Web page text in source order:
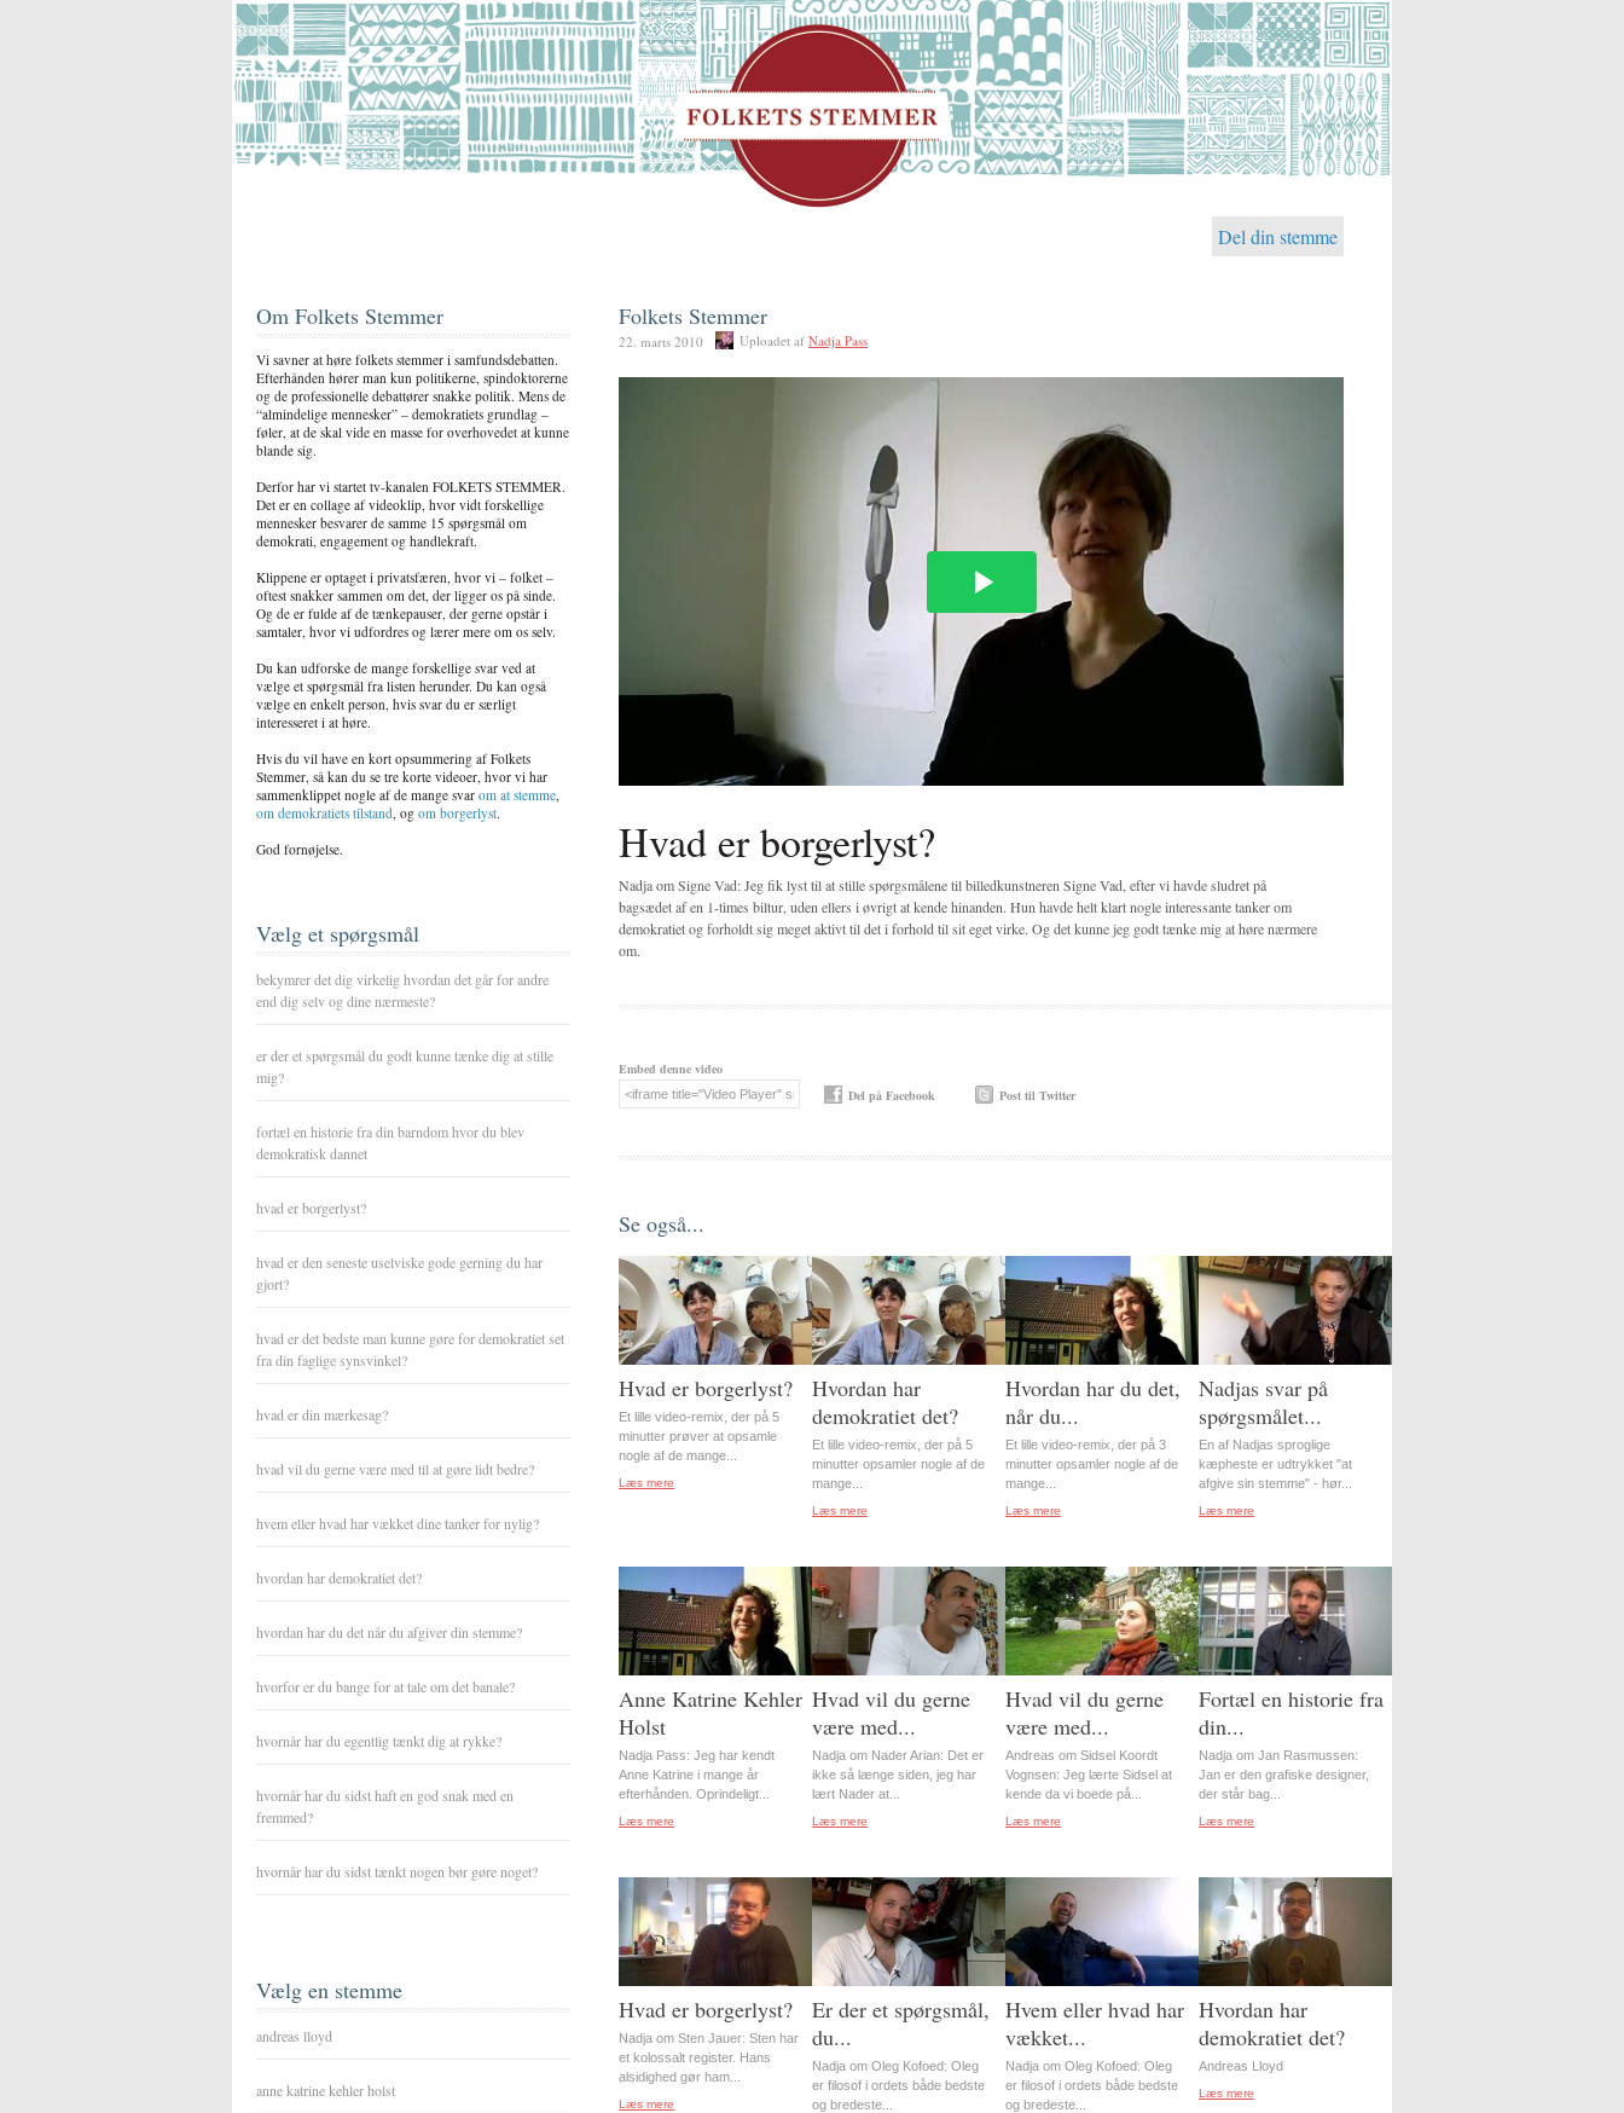
Del din stemme
Om Folkets Stemmer
Vi savner at høre folkets stemmer i samfundsdebatten.
Efterhånden hører man kun politikerne, spindoktorerne
og de professionelle debattører snakke politik. Mens de
“almindelige mennesker” – demokratiets grundlag –
føler, at de skal vide en masse for overhovedet at kunne
blande sig.
Derfor har vi startet tv-kanalen FOLKETS STEMMER.
Det er en collage af videoklip, hvor vidt forskellige
mennesker besvarer de samme 15 spørgsmål om
demokrati, engagement og handlekraft.
Klippene er optaget i privatsfæren, hvor vi – folket –
oftest snakker sammen om det, der ligger os på sinde.
Og de er fulde af de tænkepauser, der gerne opstår i
samtaler, hvor vi udfordres og lærer mere om os selv.
Du kan udforske de mange forskellige svar ved at
vælge et spørgsmål fra listen herunder. Du kan også
vælge en enkelt person, hvis svar du er særligt
interesseret i at høre.
Hvis du vil have en kort opsummering af Folkets
Stemmer, så kan du se tre korte videoer, hvor vi har
sammenklippet nogle af de mange svar om at stemme,
om demokratiets tilstand, og om borgerlyst.
God fornøjelse.
Vælg et spørgsmål
bekymrer det dig virkelig hvordan det går for andre
end dig selv og dine nærmeste?
er der et spørgsmål du godt kunne tænke dig at stille
mig?
fortæl en historie fra din barndom hvor du blev
demokratisk dannet
hvad er borgerlyst?
hvad er den seneste uselviske gode gerning du har
gjort?
hvad er det bedste man kunne gøre for demokratiet set
fra din faglige synsvinkel?
hvad er din mærkesag?
hvad vil du gerne være med til at gøre lidt bedre?
hvem eller hvad har vækket dine tanker for nylig?
hvordan har demokratiet det?
hvordan har du det når du afgiver din stemme?
hvorfor er du bange for at tale om det banale?
hvornår har du egentlig tænkt dig at rykke?
hvornår har du sidst haft en god snak med en
fremmed?
hvornår har du sidst tænkt nogen bør gøre noget?
Vælg en stemme
andreas lloyd
anne katrine kehler holst
Folkets Stemmer
22. marts 2010 Uploadet af Nadja Pass
Hvad er borgerlyst?
Nadja om Signe Vad: Jeg fik lyst til at stille spørgsmålene til billedkunstneren Signe Vad, efter vi havde sludret på
bagsædet af en 1-times biltur, uden ellers i øvrigt at kende hinanden. Hun havde helt klart nogle interessante tanker om
demokratiet og forholdt sig meget aktivt til det i forhold til sit eget virke. Og det kunne jeg godt tænke mig at høre nærmere
om.
Embed denne video
Del på Facebook
Post til Twitter
Se også...
Hvad er borgerlyst?
Et lille video-remix, der på 5
minutter prøver at opsamle
nogle af de mange...
Læs mere
Hvordan har
demokratiet det?
Et lille video-remix, der på 5
minutter opsamler nogle af de
mange...
Læs mere
Hvordan har du det,
når du...
Et lille video-remix, der på 3
minutter opsamler nogle af de
mange...
Læs mere
Nadjas svar på
spørgsmålet...
En af Nadjas sproglige
kæpheste er udtrykket "at
afgive sin stemme" - hør...
Læs mere
Anne Katrine Kehler
Holst
Nadja Pass: Jeg har kendt
Anne Katrine i mange år
efterhånden. Oprindeligt...
Læs mere
Hvad vil du gerne
være med...
Nadja om Nader Arian: Det er
ikke så længe siden, jeg har
lært Nader at...
Læs mere
Hvad vil du gerne
være med...
Andreas om Sidsel Koordt
Vognsen: Jeg lærte Sidsel at
kende da vi boede på...
Læs mere
Fortæl en historie fra
din...
Nadja om Jan Rasmussen:
Jan er den grafiske designer,
der står bag...
Læs mere
Hvad er borgerlyst?
Nadja om Sten Jauer: Sten har
et kolossalt register. Hans
alsidighed gør ham...
Læs mere
Er der et spørgsmål,
du...
Nadja om Oleg Kofoed: Oleg
er filosof i ordets både bedste
og bredeste...
Hvem eller hvad har
vækket...
Nadja om Oleg Kofoed: Oleg
er filosof i ordets både bedste
og bredeste...
Hvordan har
demokratiet det?
Andreas Lloyd
Læs mere